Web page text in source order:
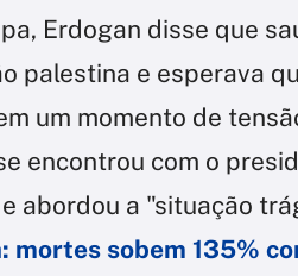
Erdogan disse que
palestina e esperava
um momento de
encontrou com o
abordou a "situação
mortes sobem 135%